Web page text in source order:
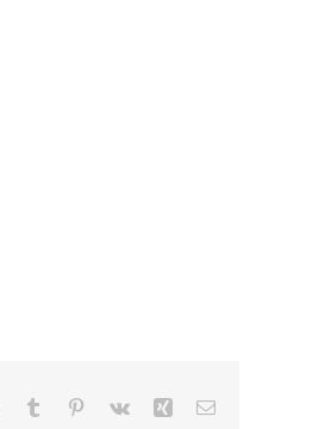
WhatsApp
Tumblr Pinterest
Vk Xing Email